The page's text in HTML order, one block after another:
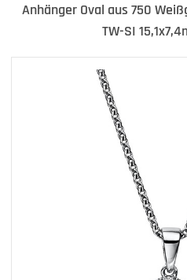
Anhänger Oval aus 750
TW-SI